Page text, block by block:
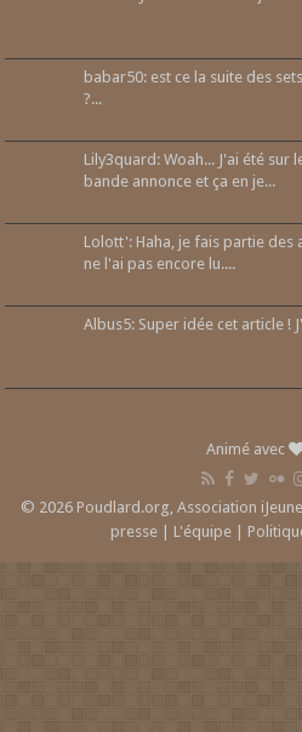
babar50: est ce la suite des
?...
Lily3quard: Woah... J'ai été
bande annonce et ça en je...
Lolott': Haha, je fais partie des
ne l'ai pas encore lu....
Albus5: Super idée cet article !
Animé avec
© 2026 Poudlard.org, Association
presse
L'équipe